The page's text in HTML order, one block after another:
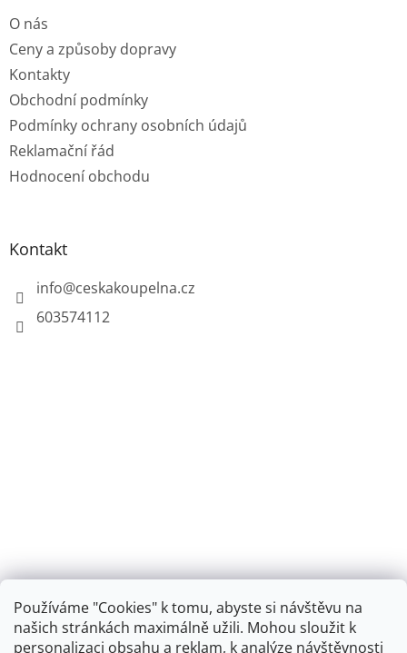
Používáme "Cookies" k tomu, abyste si návštěvu na
našich stránkách maximálně užili. Mohou sloužit k
personalizaci obsahu a reklam, k analýze návštěvnosti
O nás
Ceny a způsoby dopravy
Kontakty
Obchodní podmínky
Podmínky ochrany osobních údajů
Reklamační řád
Hodnocení obchodu
Kontakt
info@ceskakoupelna.cz
603574112